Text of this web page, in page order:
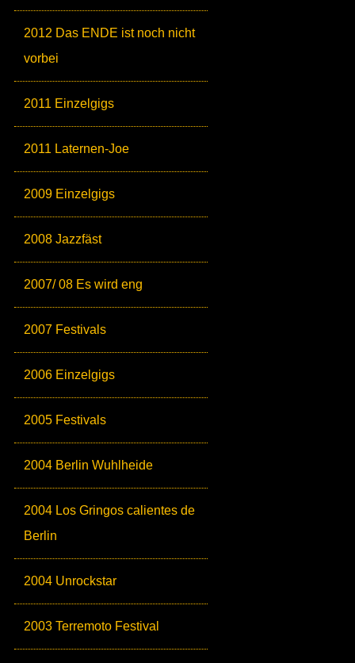
2012 Das ENDE ist noch nicht
vorbei
2011 Einzelgigs
2011 Laternen-Joe
2009 Einzelgigs
2008 Jazzfäst
2007/ 08 Es wird eng
2007 Festivals
2006 Einzelgigs
2005 Festivals
2004 Berlin Wuhlheide
2004 Los Gringos calientes de
Berlin
2004 Unrockstar
2003 Terremoto Festival